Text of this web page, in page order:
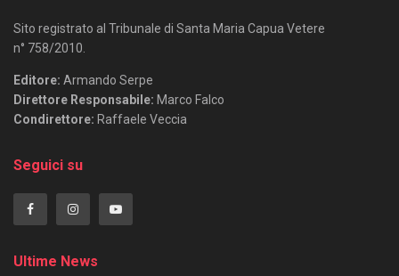
Sito registrato al Tribunale di Santa Maria Capua Vetere
n° 758/2010.
Editore: Armando Serpe
Direttore Responsabile: Marco Falco
Condirettore: Raffaele Veccia
Seguici su
Ultime News